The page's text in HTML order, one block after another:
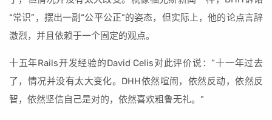
“常识”，摆出一副“公平公正”的姿态，但实际上，他的论点言辞
激烈，并且依赖于一个固定的观点。
十五年Rails开发经验的David Celis对此评价说：“十一年过去
了，情况并没有太大变化。DHH依然喧闹，依然反动，依然反
智，依然坚信自己是对的，依然喜欢粗鲁无礼。”